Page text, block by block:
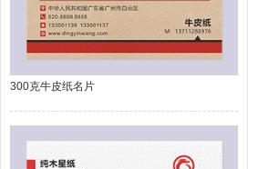
300克牛皮纸名片